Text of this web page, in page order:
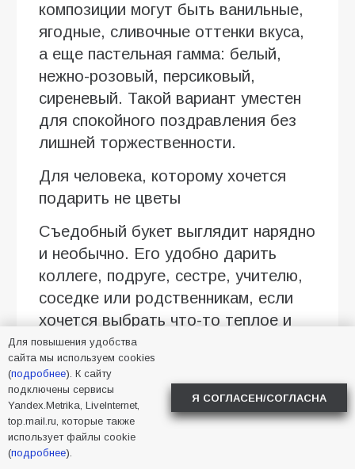
композиции могут быть ванильные,
ягодные, сливочные оттенки вкуса,
а еще пастельная гамма: белый,
нежно-розовый, персиковый,
сиреневый. Такой вариант уместен
для спокойного поздравления без
лишней торжественности.
Для человека, которому хочется
подарить не цветы
Съедобный букет выглядит нарядно
и необычно. Его удобно дарить
коллеге, подруге, сестре, учителю,
соседке или родственникам, если
хочется выбрать что-то теплое и
понятное. Особенно хорошо
смотрятся композиции в крафтовой
бумаге, коробке с плотной крышкой
или с матовой лентой.
Для небольшого домашнего
праздника
Для повышения удобства
сайта мы используем cookies
(подробнее). К сайту
подключены сервисы
Yandex.Metrika, LiveInternet,
top.mail.ru, которые также
использует файлы cookie
(подробнее).
Я СОГЛАСЕН/СОГЛАСНА